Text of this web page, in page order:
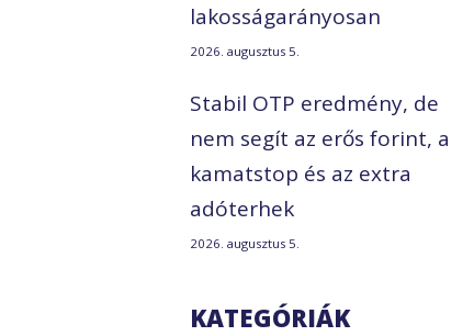
lakosságarányosan
2026. augusztus 5.
Stabil OTP eredmény, de
nem segít az erős forint, a
kamatstop és az extra
adóterhek
2026. augusztus 5.
KATEGÓRIÁK